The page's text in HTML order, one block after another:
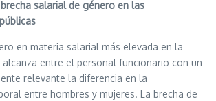
salarial de género en las
en materia salarial más elevada en la
alcanza entre el personal funcionario con un
relevante la diferencia en la
entre hombres y mujeres. La brecha de